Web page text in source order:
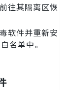
往其隔离区恢
软件并重新安
名单中。